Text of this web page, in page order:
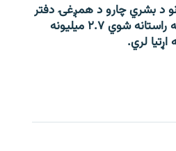
د بشري چارو د همږغۍ دفتر
( اوچا) وايي سږکال هېواد ته راستانه شوي ۲.۷ میلیونه
لري.